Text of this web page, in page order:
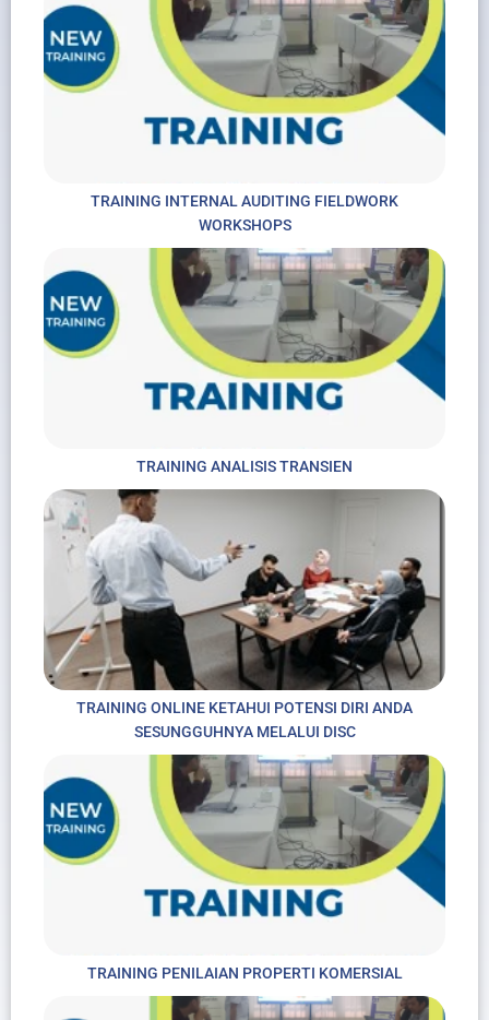
TRAINING INTERNAL AUDITING FIELDWORK
WORKSHOPS
TRAINING ANALISIS TRANSIEN
TRAINING ONLINE KETAHUI POTENSI DIRI ANDA
SESUNGGUHNYA MELALUI DISC
TRAINING PENILAIAN PROPERTI KOMERSIAL